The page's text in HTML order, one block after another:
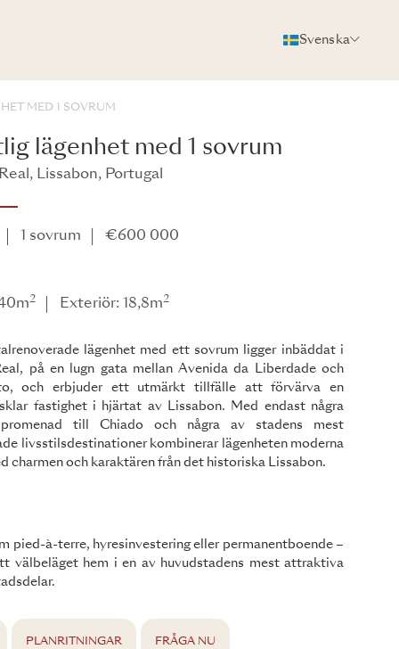
Svenska
MED 1 SOVRUM
lägenhet med 1 sovrum
Lissabon, Portugal
1 sovrum €600 000
2 Exteriör: 18,8m2
lägenhet med ett sovrum ligger inbäddat i
på en lugn gata mellan Avenida da Liberdade och
och erbjuder ett utmärkt tillfälle att förvärva en
fastighet i hjärtat av Lissabon. Med endast några
promenad till Chiado och några av stadens mest
livsstilsdestinationer kombinerar lägenheten moderna
charmen och karaktären från det historiska Lissabon.
pied-à-terre, hyresinvestering eller permanentboende –
välbeläget hem i en av huvudstadens mest attraktiva
PLANRITNINGAR FRÅGA NU